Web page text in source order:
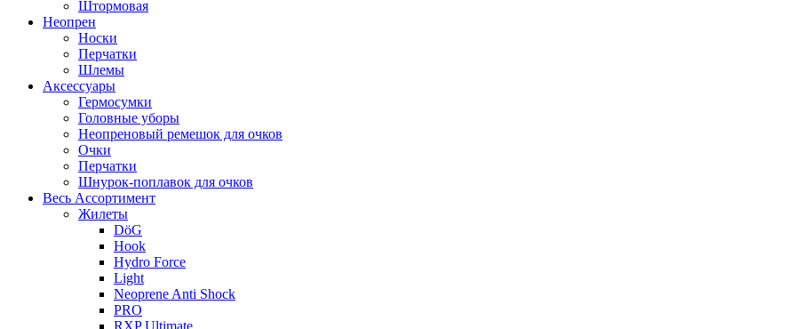
Штормовая
Неопрен
Носки
Перчатки
Шлемы
Аксессуары
Гермосумки
Головные уборы
Неопреновый ремешок для очков
Очки
Перчатки
Шнурок-поплавок для очков
Весь Ассортимент
Жилеты
DöG
Hook
Hydro Force
Light
Neoprene Anti Shock
PRO
RXP Ultimate